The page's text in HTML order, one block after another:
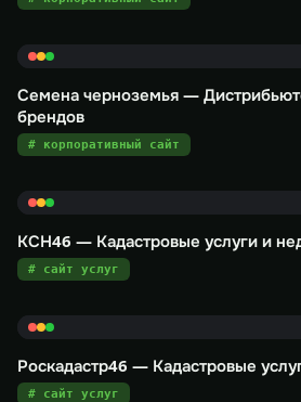
Семена черноземья —
брендов
# корпоративный сайт
КСН46 — Кадастровые услуги и
# сайт услуг
Роскадастр46 — Кадастровые
# сайт услуг